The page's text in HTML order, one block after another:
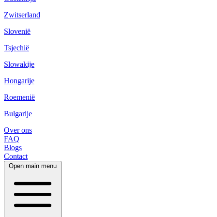
Zwitserland
Slovenië
Tsjechië
Slowakije
Hongarije
Roemenië
Bulgarije
Over ons
FAQ
Blogs
Contact
Open main menu